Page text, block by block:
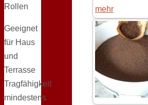
Rollen
Geeignet
für Haus
und
Terrasse
Tragfähigkeit
mindestens
mehr